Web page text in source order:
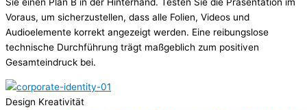
Voraus, um sicherzustellen, dass alle Folien, Videos und
Audioelemente korrekt angezeigt werden. Eine reibungslose
technische Durchführung trägt maßgeblich zum positiven
Gesamteindruck bei.
Design Kreativität